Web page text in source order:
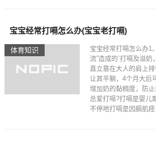
体育知识
宝宝经常打嗝怎么办(宝宝老打嗝)
宝宝经常打嗝怎么办1
流”造成的`打嗝及溢奶
直立靠在大人的肩上
让其平躺，4个月大后
增加奶的黏稠度，防
总爱打嗝?打嗝是婴儿
不停地打嗝是因膈肌